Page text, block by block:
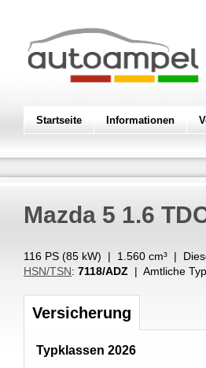
Startseite Informationen
Mazda 5 1.6
116 PS (85 kW) | 1.560 cm³ |
HSN/TSN: 7118/ADZ | Amtliche
Versicherung
Typklassen 2026